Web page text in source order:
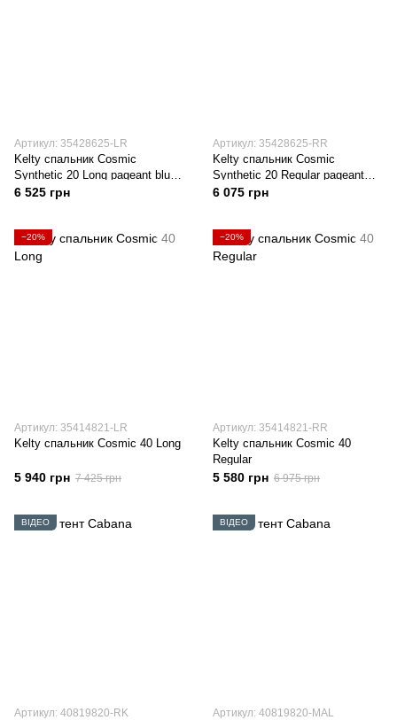
Артикул: 35428625-LR
Kelty спальник Cosmic
Synthetic 20 Long pageant blue-
bering sea
6 525 грн
Артикул: 35428625-RR
Kelty спальник Cosmic
Synthetic 20 Regular pageant
blue-bering sea
6 075 грн
−20%
Артикул: 35414821-LR
Kelty спальник Cosmic 40 Long
5 940 грн 7 425 грн
−20%
Артикул: 35414821-RR
Kelty спальник Cosmic 40
Regular
5 580 грн 6 975 грн
ВІДЕО
Артикул: 40819820-RK
ВІДЕО
Артикул: 40819820-MAL